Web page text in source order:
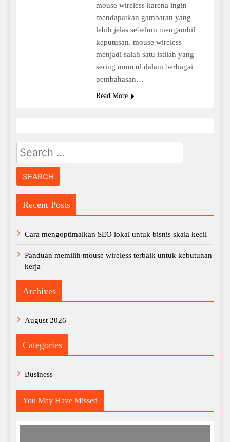
mouse wireless karena ingin
mendapatkan gambaran yang
lebih jelas sebelum mengambil
keputusan. mouse wireless
menjadi salah satu istilah yang
sering muncul dalam berbagai
pembahasan…
Read More
Search
for:
Recent Posts
Cara mengoptimalkan SEO lokal untuk bisnis skala kecil
Panduan memilih mouse wireless terbaik untuk kebutuhan
kerja
Archives
August 2026
Categories
Business
You May Have Missed